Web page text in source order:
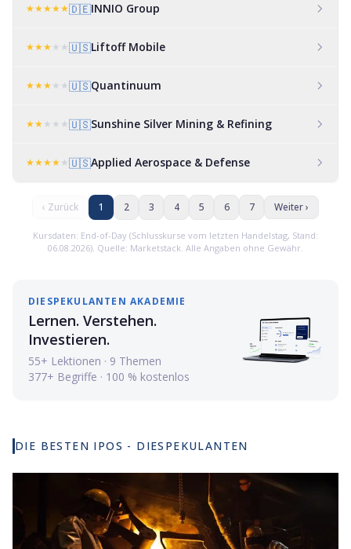
★★★★★🇩🇪INNIO Group
★★★★ ★🇺🇸Liftoff Mobile
★★★★ ★🇺🇸Quantinuum
★★★ ★ ★🇺🇸Sunshine Silver Mining & Refining
★★★★★🇺🇸Applied Aerospace & Defense
‹ Zurück 1 2 3 4 5 6 7 Weiter ›
Kursdaten: End-of-Day (Schlusskurse vom letzten Handelstag, Stand:
06.08.2026). Quelle: Marketstack. Alle Angaben ohne Gewähr.
Standard Nuclear Inc.
SK hynix
Bending Spoons S.p.A.
Lime (Neutron Holdings)
ITG Inc.
Space Explorations Technologies
Forbright Inc.
Parabilis Medicines
WhiteHawk Minerals
DIESPEKULANTEN AKADEMIE
Lernen. Verstehen.
Investieren.
55+ Lektionen · 9 Themen
377+ Begriffe · 100 % kostenlos
DIE BESTEN IPOS - DIESPEKULANTEN